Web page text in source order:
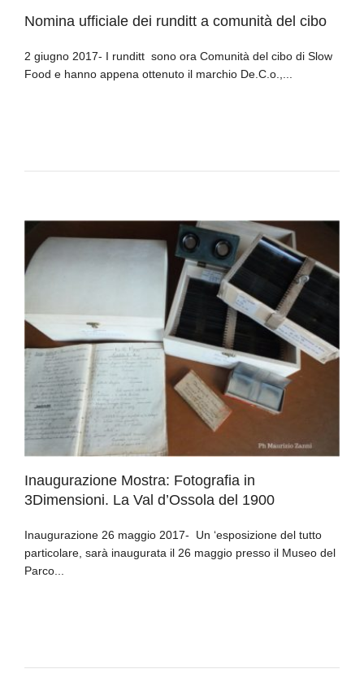
Nomina ufficiale dei runditt a comunità del cibo
2 giugno 2017- I runditt sono ora Comunità del cibo di Slow
Food e hanno appena ottenuto il marchio De.C.o.,...
Inaugurazione Mostra: Fotografia in
3Dimensioni. La Val d’Ossola del 1900
Inaugurazione 26 maggio 2017- Un ‘esposizione del tutto
particolare, sarà inaugurata il 26 maggio presso il Museo del
Parco...